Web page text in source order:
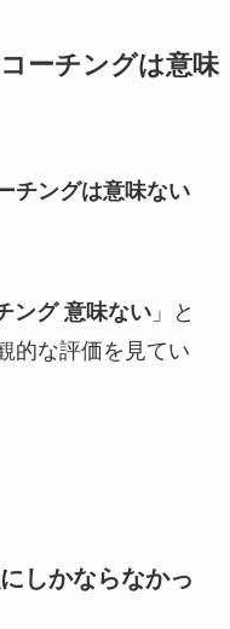
ーチングは意味
チングは意味ない
ング 意味ない」と
的な評価を見てい
しかならなかっ